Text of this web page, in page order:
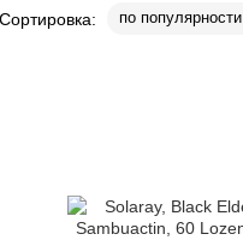
Сортировка: по популярности